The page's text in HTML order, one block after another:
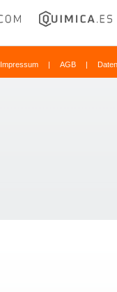
Impressum | AGB |